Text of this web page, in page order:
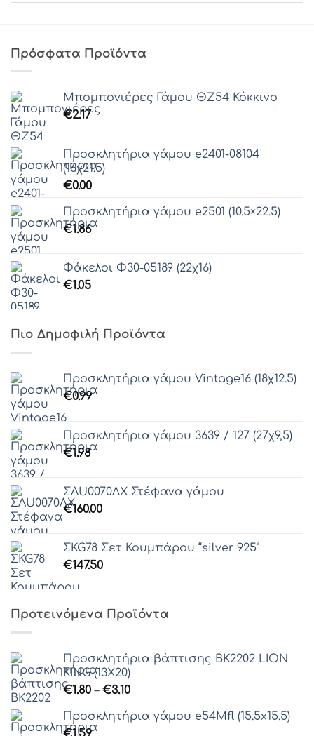
Πρόσφατα Προϊόντα
Μπομπονιέρες Γάμου ΘZ54 Κόκκινο
€2.17
Προσκλητήρια γάμου e2401-08104
(16χ21.5)
€0.00
Προσκλητήρια γάμου e2501 (10.5×22.5)
€1.86
Φάκελοι Φ30-05189 (22χ16)
€1.05
Πιο Δημοφιλή Προϊόντα
Προσκλητήρια γάμου Vintage16 (18χ12.5)
€0.99
Προσκλητήρια γάμου 3639 / 127 (27χ9,5)
€1.98
ΣAU0070ΛΧ Στέφανα γάμου
€160.00
ΣKG78 Σετ Κουμπάρου “silver 925”
€147.50
Προτεινόμενα Προϊόντα
Προσκλητήρια βάπτισης ΒΚ2202 LION
KING (13Χ20)
€1.80 – €3.10Price
€1.80
Προσκλητήρια γάμου e54Μfl (15.5x15.5)